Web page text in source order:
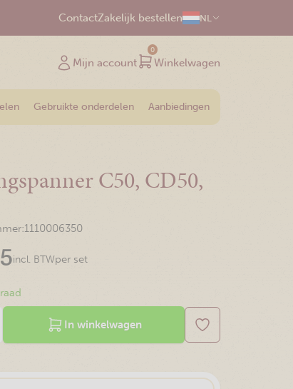
ContactZakelijk bestellen NL
Mijn account
0
Winkelwagen
Gebruikte onderdelen Aanbiedingen
C50, CD50,
1110006350
incl. BTWper set
In winkelwagen